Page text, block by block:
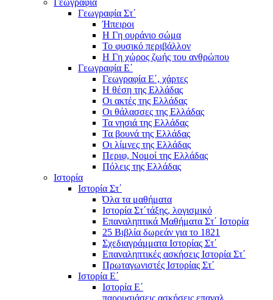
Γεωγραφία
Γεωγραφία Στ΄
Ήπειροι
Η Γη ουράνιο σώμα
Το φυσικό περιβάλλον
Η Γη χώρος ζωής του ανθρώπου
Γεωγραφία Ε΄
Γεωγραφία Ε΄, χάρτες
Η θέση της Ελλάδας
Οι ακτές της Ελλάδας
Οι θάλασσες της Ελλάδας
Τα νησιά της Ελλάδας
Τα βουνά της Ελλάδας
Οι λίμνες της Ελλάδας
Περιφ, Νομοί της Ελλάδας
Πόλεις της Ελλάδας
Ιστορία
Ιστορία Στ΄
Όλα τα μαθήματα
Ιστορία Στ΄τάξης, λογισμικό
Επαναληπτικά Μαθήματα Στ΄ Ιστορία
25 Βιβλία δωρεάν για το 1821
Σχεδιαγράμματα Ιστορίας Στ΄
Επαναληπτικές ασκήσεις Ιστορία Στ΄
Πρωταγωνιστές Ιστορίας Στ΄
Ιστορία Ε΄
Ιστορία Ε΄
παρουσιάσεις,ασκήσεις,επαναλ.